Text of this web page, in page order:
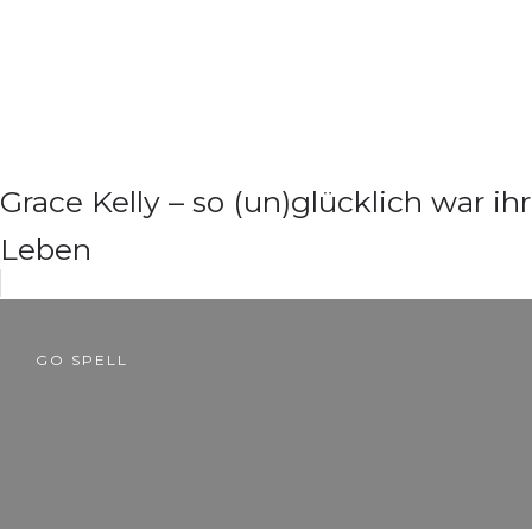
Grace Kelly – so (un)glücklich war ihr
Leben
GO SPELL